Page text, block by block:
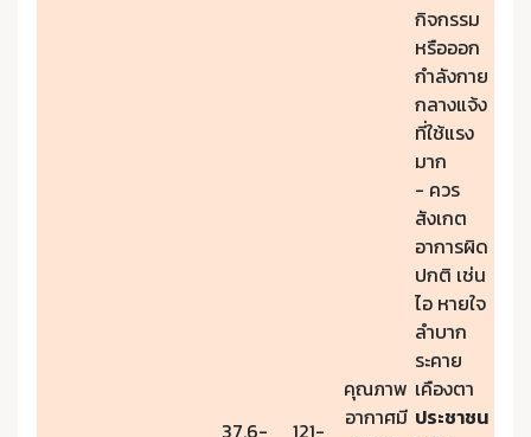
คุณภาพ
อากาศมี
กิจกรรม
หรือออก
กำลังกาย
กลางแจ้ง
ที่ใช้แรง
มาก
- ควร
สังเกต
อาการผิด
ปกติ เช่น
ไอ หายใจ
ลำบาก
ระคาย
เคืองตา
ประชาชน